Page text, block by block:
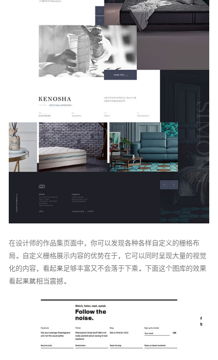
在设计师的作品集页面中，你可以发现各种各样自定义的栅格布
局。自定义栅格展示内容的优势在于，它可以同时呈现大量的视觉
化的内容，看起来足够丰富又不会落于下乘。下面这个图库的效果
看起来就相当震撼。